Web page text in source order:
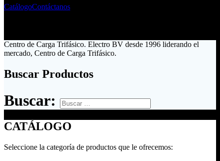
CatálogoContáctanos
Centro de Carga Trifásico. Electro BV desde 1996 liderando el
mercado, Centro de Carga Trifásico.
Buscar Productos
Buscar:
CATÁLOGO
Seleccione la categoría de productos que le ofrecemos: